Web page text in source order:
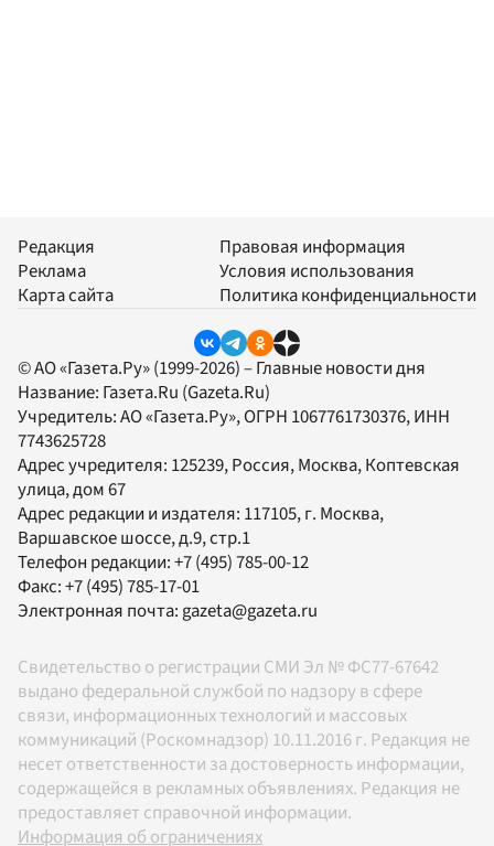
Редакция
Реклама
Карта сайта
Правовая информация
Условия использования
Политика конфиденциальности
© АО «Газета.Ру» (1999-2026) – Главные новости дня
Название: Газета.Ru (Gazeta.Ru)
Учредитель:АО «Газета.Ру», ОГРН 1067761730376, ИНН
7743625728
Адрес учредителя: 125239, Россия, Москва, Коптевская
улица, дом 67
Адрес редакции и издателя: 117105, г. Москва,
Варшавское шоссе, д.9, стр.1
Телефон редакции:+7 (495) 785-00-12
Факс:+7 (495) 785-17-01
Электронная почта: gazeta@gazeta.ru
Свидетельство о регистрации СМИ Эл № ФС77-67642
выдано федеральной службой по надзору в сфере
связи, информационных технологий и массовых
коммуникаций (Роскомнадзор) 10.11.2016 г. Редакция не
несет ответственности за достоверность информации,
содержащейся в рекламных объявлениях. Редакция не
предоставляет справочной информации.
Информация об ограничениях